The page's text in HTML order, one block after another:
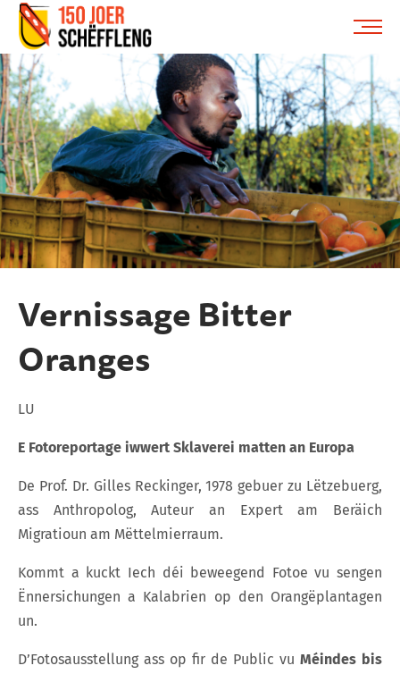
Schifflange, schifflange-logo, gemeng
Vernissage Bitter
Oranges
LU
E Fotoreportage iwwert Sklaverei matten an Europa
De Prof. Dr. Gilles Reckinger, 1978 gebuer zu Lëtzebuerg,
ass Anthropolog, Auteur an Expert am Beräich
Migratioun am Mëttelmierraum.
Kommt a kuckt Iech déi beweegend Fotoe vu sengen
Ënnersichungen a Kalabrien op den Orangëplantagen
un.
D’Fotosausstellung ass op fir de Public vu Méindes bis